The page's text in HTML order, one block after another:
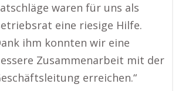
waren für uns als
eine riesige Hilfe.
ihm konnten wir eine
Zusammenarbeit mit der
erreichen.“